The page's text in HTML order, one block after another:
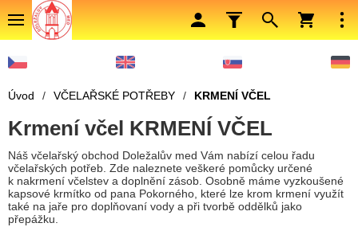
Úvod / VČELAŘSKÉ POTŘEBY / KRMENÍ VČEL
Krmení včel KRMENÍ VČEL
Náš včelařský obchod Doležalův med Vám nabízí celou řadu
včelařských potřeb. Zde naleznete veškeré pomůcky určené
k nakrmení včelstev a doplnění zásob. Osobně máme vyzkoušené
kapsové krmítko od pana Pokorného, které lze krom krmení využít
také na jaře pro doplňovaní vody a při tvorbě oddělků jako
přepážku.